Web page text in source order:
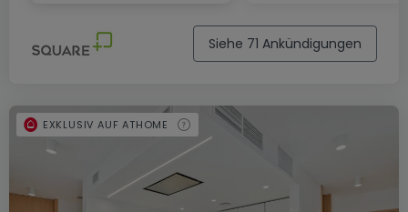
Siehe 71 Ankündigungen
EXKLUSIV AUF ATHOME